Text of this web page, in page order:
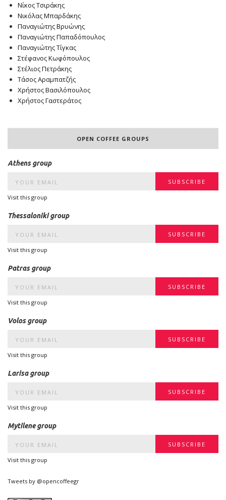
Νίκος Τσιράκης
Νικόλας Μπαρδάκης
Παναγιώτης Βρυώνης
Παναγιώτης Παπαδόπουλος
Παναγιώτης Τίγκας
Στέφανος Κωφόπουλος
Στέλιος Πετράκης
Τάσος Αραμπατζής
Χρήστος Βασιλόπουλος
Χρήστος Γαστεράτος
OPEN COFFEE GROUPS
Athens group
Visit this group
Thessaloniki group
Visit this group
Patras group
Visit this group
Volos group
Visit this group
Larisa group
Visit this group
Mytilene group
Visit this group
Tweets by @opencoffeegr